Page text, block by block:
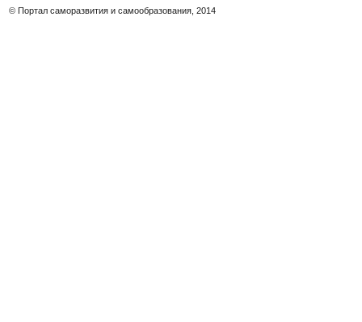
© Портал саморазвития и самообразования, 2014